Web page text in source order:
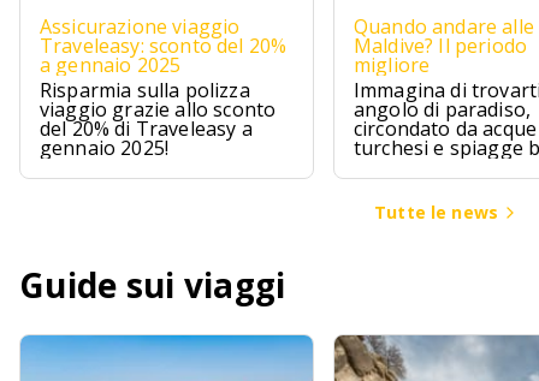
Assicurazione viaggio
Traveleasy: sconto del 20%
a gennaio 2025
Risparmia sulla polizza
viaggio grazie allo sconto
del 20% di Traveleasy a
gennaio 2025!
Quando andare alle
Maldive? Il periodo
migliore
Immagina di
angolo di paradiso,
circondato da acque
turchesi e spiagge
Le Maldive sono
questo, un sogno
avvera per chi
un pizzico di
Tutte le news
Guide sui viaggi